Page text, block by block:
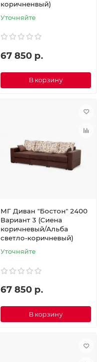
коричненвый)
Уточняйте
67 850 р.
В корзину
МГ Диван "Бостон" 2400
Вариант 3 (Сиена
коричневый/Альба
светло-коричневый)
Уточняйте
67 850 р.
В корзину